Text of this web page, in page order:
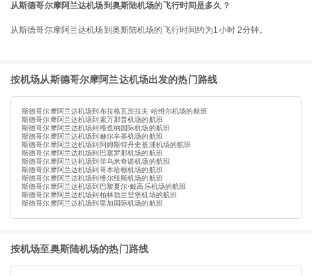
从斯德哥尔摩阿兰达机场到奥斯陆机场的飞行时间是多久？
从斯德哥尔摩阿兰达机场到奥斯陆机场的飞行时间约为1小时 2分钟。
按机场从斯德哥尔摩阿兰达机场出发的热门路线
斯德哥尔摩阿兰达机场到布拉格瓦茨拉夫·哈维尔机场的航班
斯德哥尔摩阿兰达机场到素万那普机场的航班
斯德哥尔摩阿兰达机场到维也纳国际机场的航班
斯德哥尔摩阿兰达机场到赫尔辛基机场的航班
斯德哥尔摩阿兰达机场到阿姆斯特丹史基浦机场的航班
斯德哥尔摩阿兰达机场到巴塞罗那机场的航班
斯德哥尔摩阿兰达机场到菲乌米奇诺机场的航班
斯德哥尔摩阿兰达机场到哥本哈根机场的航班
斯德哥尔摩阿兰达机场到维尔纽斯机场的航班
斯德哥尔摩阿兰达机场到巴黎夏尔·戴高乐机场的航班
斯德哥尔摩阿兰达机场到柏林勃兰登堡机场的航班
斯德哥尔摩阿兰达机场到里加国际机场的航班
按机场至奥斯陆机场的热门路线